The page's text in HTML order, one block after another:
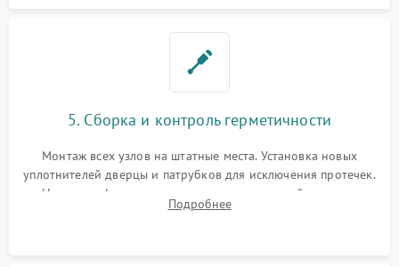
5. Сборка и контроль герметичности
Монтаж всех узлов на штатные места. Установка новых
уплотнителей дверцы и патрубков для исключения протечек.
Надежная фиксация хомутов гидравлической системы,
сборка корпуса и установка датчика поплавка.
Подробнее